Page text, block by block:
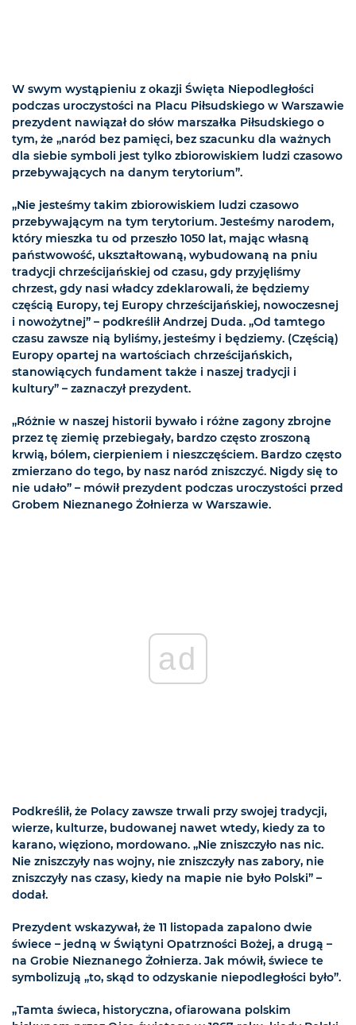
W swym wystąpieniu z okazji Święta Niepodległości
podczas uroczystości na Placu Piłsudskiego w Warszawie
prezydent nawiązał do słów marszałka Piłsudskiego o
tym, że „naród bez pamięci, bez szacunku dla ważnych
dla siebie symboli jest tylko zbiorowiskiem ludzi czasowo
przebywających na danym terytorium”.
„Nie jesteśmy takim zbiorowiskiem ludzi czasowo
przebywającym na tym terytorium. Jesteśmy narodem,
który mieszka tu od przeszło 1050 lat, mając własną
państwowość, ukształtowaną, wybudowaną na pniu
tradycji chrześcijańskiej od czasu, gdy przyjęliśmy
chrzest, gdy nasi władcy zdeklarowali, że będziemy
częścią Europy, tej Europy chrześcijańskiej, nowoczesnej
i nowożytnej” – podkreślił Andrzej Duda. „Od tamtego
czasu zawsze nią byliśmy, jesteśmy i będziemy. (Częścią)
Europy opartej na wartościach chrześcijańskich,
stanowiących fundament także i naszej tradycji i
kultury” – zaznaczył prezydent.
„Różnie w naszej historii bywało i różne zagony zbrojne
przez tę ziemię przebiegały, bardzo często zroszoną
krwią, bólem, cierpieniem i nieszczęściem. Bardzo często
zmierzano do tego, by nasz naród zniszczyć. Nigdy się to
nie udało” – mówił prezydent podczas uroczystości przed
Grobem Nieznanego Żołnierza w Warszawie.
ad
Podkreślił, że Polacy zawsze trwali przy swojej tradycji,
wierze, kulturze, budowanej nawet wtedy, kiedy za to
karano, więziono, mordowano. „Nie zniszczyło nas nic.
Nie zniszczyły nas wojny, nie zniszczyły nas zabory, nie
zniszczyły nas czasy, kiedy na mapie nie było Polski” –
dodał.
Prezydent wskazywał, że 11 listopada zapalono dwie
świece – jedną w Świątyni Opatrzności Bożej, a drugą –
na Grobie Nieznanego Żołnierza. Jak mówił, świece te
symbolizują „to, skąd to odzyskanie niepodległości było”.
„Tamta świeca, historyczna, ofiarowana polskim